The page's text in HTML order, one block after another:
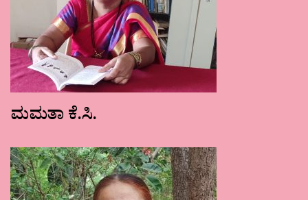
ಮಮತಾ ಕೆ.ಸಿ.